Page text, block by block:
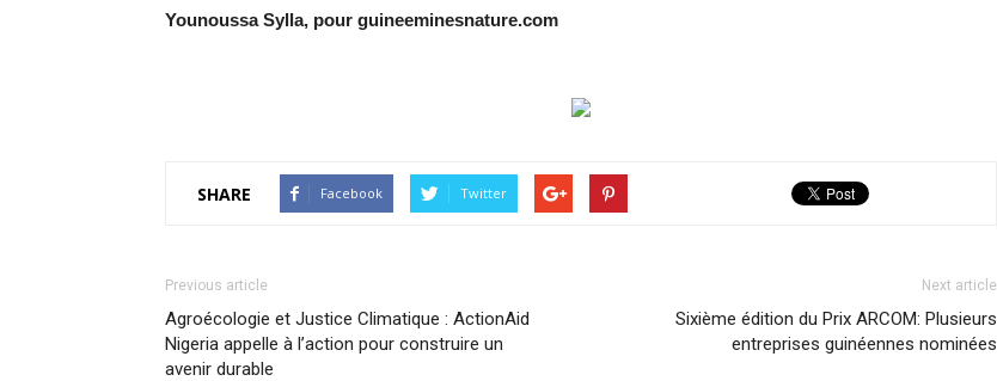
Younoussa Sylla, pour guineeminesnature.com
SHARE Facebook Twitter
Previous article
Agroécologie et Justice Climatique : ActionAid
Nigeria appelle à l’action pour construire un
avenir durable
Next article
Sixième édition du Prix ARCOM: Plusieurs
entreprises guinéennes nominées